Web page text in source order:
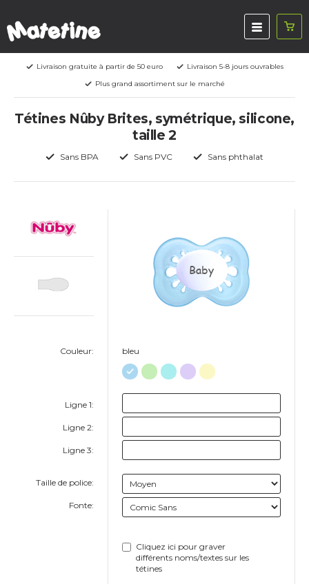
Livraison gratuite à partir de 50 euro
Livraison 5-8 jours ouvrables
Plus grand assortiment sur le marché
Tétines Nûby Brites, symétrique, silicone,
taille 2
Sans BPA Sans PVC Sans phthalat
Couleur:
Ligne 1:
Ligne 2:
Ligne 3:
Taille de police:
Fonte:
Baby
bleu
Cliquez ici pour graver
différents noms/textes sur les
tétines